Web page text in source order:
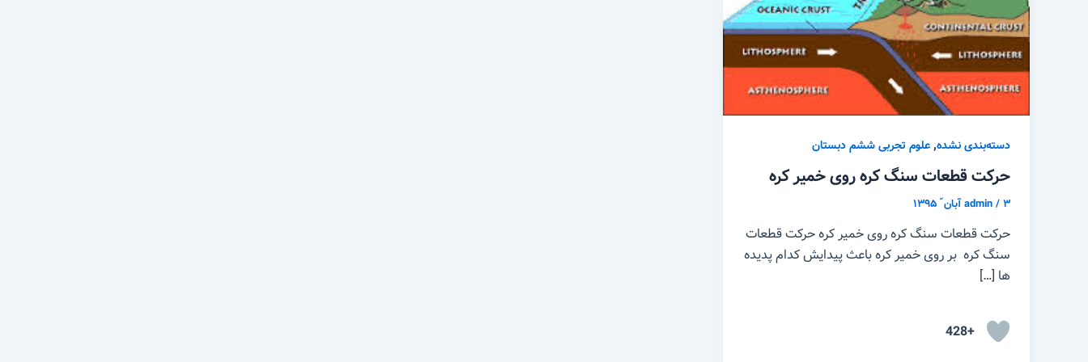
دسته‌بندی نشده,علوم تجربی ششم دبستان
حرکت قطعات سنگ کره روی خمیر کره
admin/۳ آبان ّ ۱۳۹۵
حرکت قطعات سنگ کره روی خمیر کره حرکت قطعات
سنگ کره بر روی خمیر کره باعث پیدایش کدام پدیده
ها […]
+428